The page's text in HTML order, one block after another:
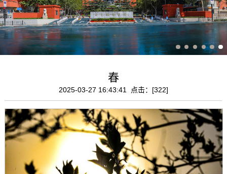
春
2025-03-27 16:43:41 点击：[322]